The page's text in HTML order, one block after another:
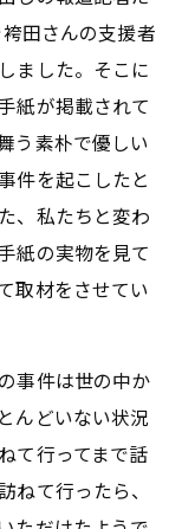
田さんの支援者
ました。そこに
紙が掲載されて
う素朴で優しい
件を起こしたと
、私たちと変わ
紙の実物を見て
取材をさせてい
事件は世の中か
んどいない状況
て行ってまで話
ねて行ったら、